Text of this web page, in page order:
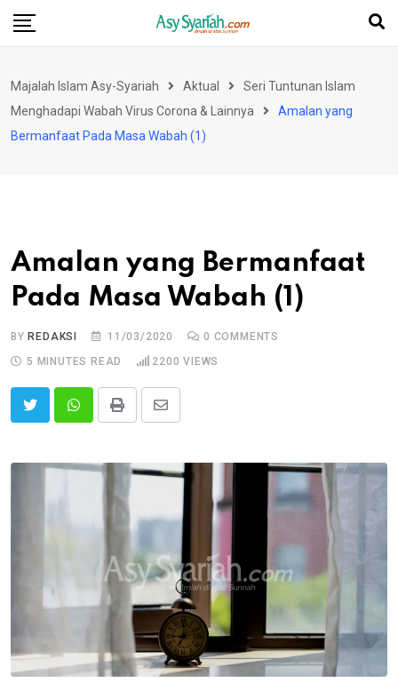
Skip
Majalah Islam Asy-Syariah Aktual
Seri Tuntunan Islam
Menghadapi Wabah Virus Corona & Lainnya
Amalan yang
Bermanfaat Pada Masa Wabah (1)
Amalan yang Bermanfaat
Pada Masa Wabah (1)
BYREDAKSI 11/03/2020 0 COMMENTS
5 MINUTES READ
2200 VIEWS
Print
Share
Email